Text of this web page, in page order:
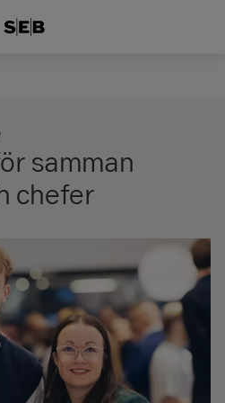
samman
chefer